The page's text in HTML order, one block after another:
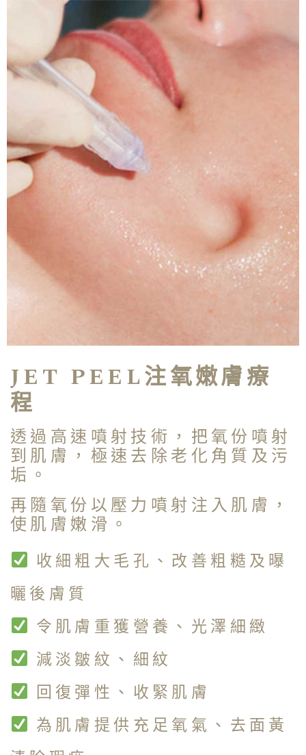
JET PEEL注氧嫩膚療
程
透過高速噴射技術，把氧份噴射
到肌膚，極速去除老化角質及污
垢。
再隨氧份以壓力噴射注入肌膚，
使肌膚嫩滑。
收細粗大毛孔、改善粗糙及曝
曬後膚質
令肌膚重獲營養、光澤細緻
減淡皺紋、細紋
回復彈性、收緊肌膚
為肌膚提供充足氧氣、去面黃